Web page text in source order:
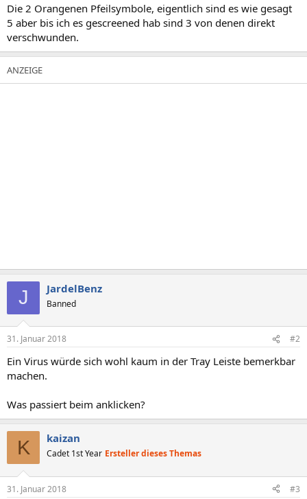
Die 2 Orangenen Pfeilsymbole, eigentlich sind es wie gesagt
5 aber bis ich es gescreened hab sind 3 von denen direkt
verschwunden.
J JardelBenz
Banned
31. Januar 2018 #2
Ein Virus würde sich wohl kaum in der Tray Leiste bemerkbar
machen.
Was passiert beim anklicken?
K kaizan
Cadet 1st Year Ersteller dieses Themas
31. Januar 2018 #3